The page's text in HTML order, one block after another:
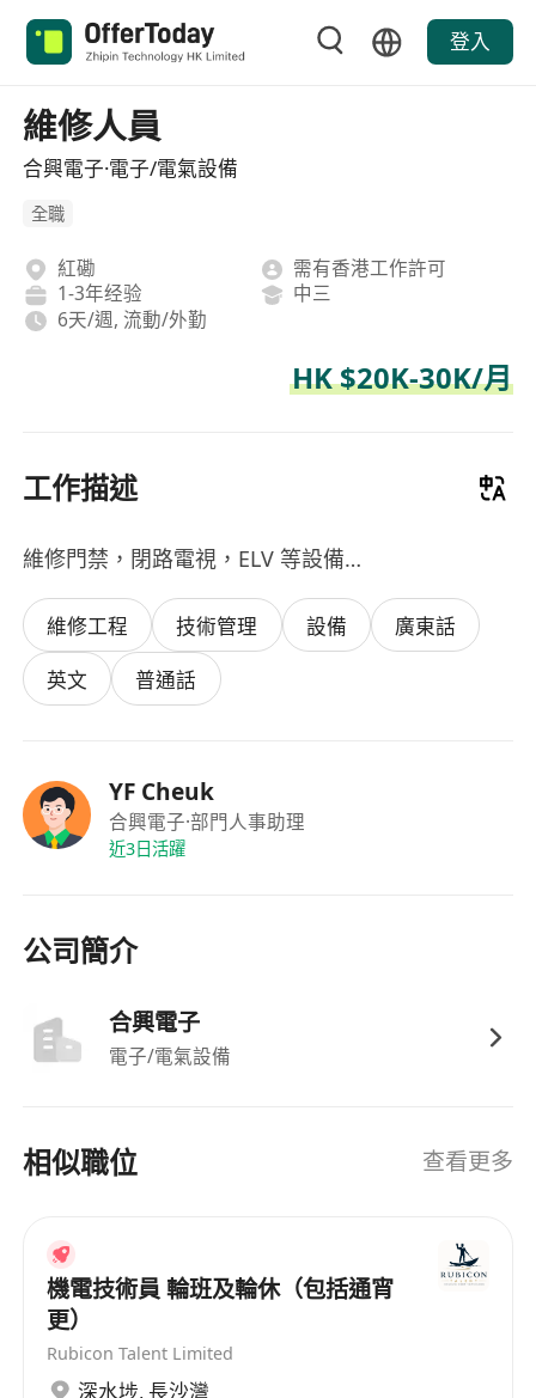
登入
維修人員
合興電子·電子/電氣設備
全職
紅磡
需有香港工作許可
1-3年经验
中三
6天/週, 流動/外勤
HK $20K-30K/月
工作描述
維修門禁，閉路電視，ELV 等設備…
維修工程 技術管理 設備
廣東話
英文
普通話
YF Cheuk
合興電子·部門人事助理
近3日活躍
公司簡介
合興電子
電子/電氣設備
相似職位 查看更多
機電技術員 輪班及輪休（包括通宵
更）
Rubicon Talent Limited
深水埗, 長沙灣